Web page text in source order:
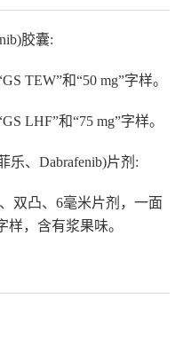
胶囊:
TEW”和“50 mg”字样。
LHF”和“75 mg”字样。
乐、Dabrafenib)片剂:
双凸、6毫米片剂，一面
样，含有浆果味。